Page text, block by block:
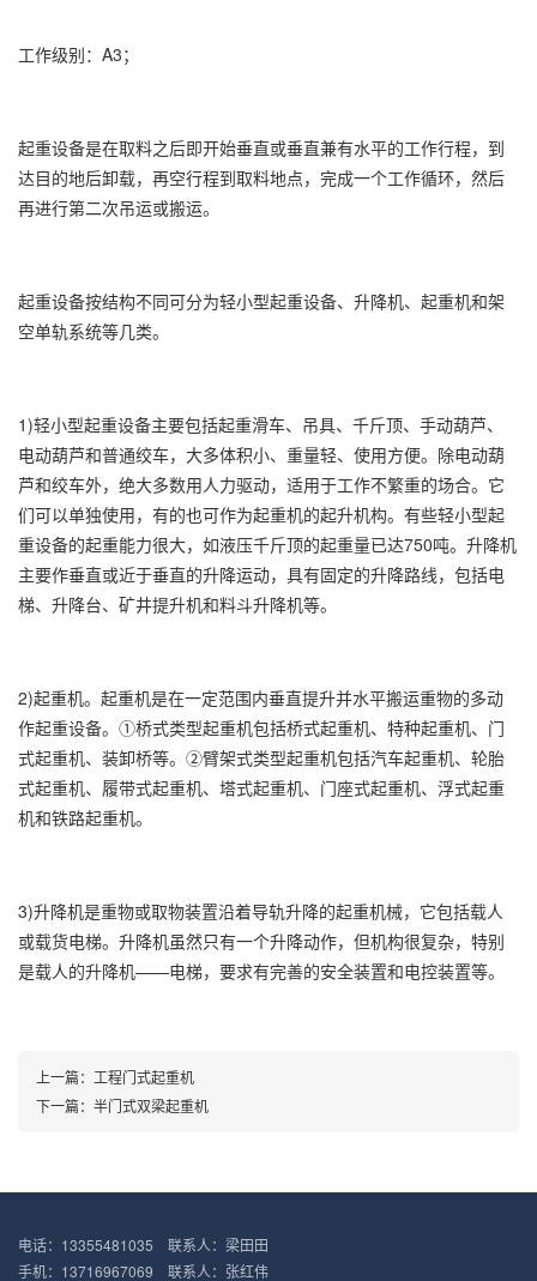
工作级别：A3；
起重设备是在取料之后即开始垂直或垂直兼有水平的工作行程，到
达目的地后卸载，再空行程到取料地点，完成一个工作循环，然后
再进行第二次吊运或搬运。
起重设备按结构不同可分为轻小型起重设备、升降机、起重机和架
空单轨系统等几类。
1)轻小型起重设备主要包括起重滑车、吊具、千斤顶、手动葫芦、
电动葫芦和普通绞车，大多体积小、重量轻、使用方便。除电动葫
芦和绞车外，绝大多数用人力驱动，适用于工作不繁重的场合。它
们可以单独使用，有的也可作为起重机的起升机构。有些轻小型起
重设备的起重能力很大，如液压千斤顶的起重量已达750吨。升降机
主要作垂直或近于垂直的升降运动，具有固定的升降路线，包括电
梯、升降台、矿井提升机和料斗升降机等。
2)起重机。起重机是在一定范围内垂直提升并水平搬运重物的多动
作起重设备。①桥式类型起重机包括桥式起重机、特种起重机、门
式起重机、装卸桥等。②臂架式类型起重机包括汽车起重机、轮胎
式起重机、履带式起重机、塔式起重机、门座式起重机、浮式起重
机和铁路起重机。
3)升降机是重物或取物装置沿着导轨升降的起重机械，它包括载人
或载货电梯。升降机虽然只有一个升降动作，但机构很复杂，特别
是载人的升降机——电梯，要求有完善的安全装置和电控装置等。
上一篇： 工程门式起重机
下一篇： 半门式双梁起重机
电话：13355481035 联系人：梁田田
手机：13716967069 联系人：张红伟